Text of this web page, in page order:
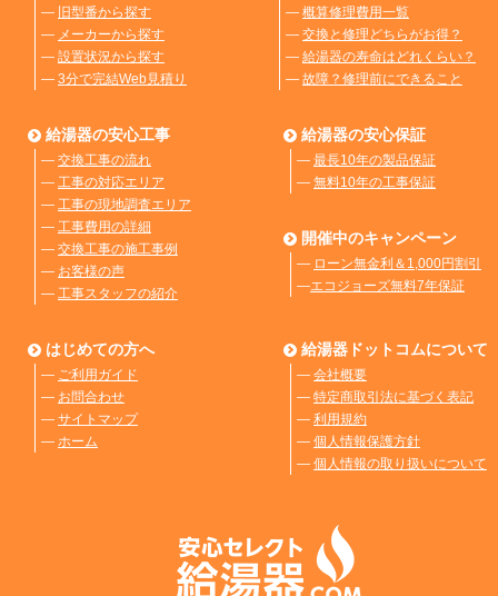
― 旧型番から探す
― メーカーから探す
― 設置状況から探す
― 3分で完結Web見積り
― 概算修理費用一覧
― 交換と修理どちらがお得？
― 給湯器の寿命はどれくらい？
― 故障？修理前にできること
給湯器の安心工事
― 交換工事の流れ
― 工事の対応エリア
― 工事の現地調査エリア
― 工事費用の詳細
― 交換工事の施工事例
― お客様の声
― 工事スタッフの紹介
給湯器の安心保証
― 最長10年の製品保証
― 無料10年の工事保証
開催中のキャンペーン
― ローン無金利＆1,000円割引
―エコジョーズ無料7年保証
はじめての方へ
― ご利用ガイド
― お問合わせ
― サイトマップ
― ホーム
給湯器ドットコムについて
― 会社概要
― 特定商取引法に基づく表記
― 利用規約
― 個人情報保護方針
― 個人情報の取り扱いについて